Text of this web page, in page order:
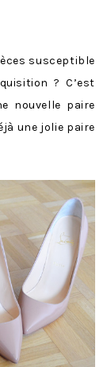
susceptible
? C’est
nouvelle paire
une jolie paire